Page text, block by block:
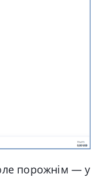
порожнім — у